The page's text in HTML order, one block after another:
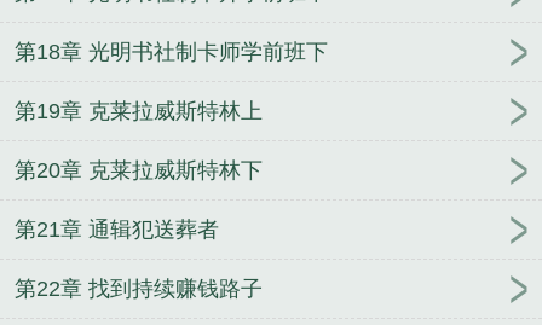
第18章 光明书社制卡师学前班下
第19章 克莱拉威斯特林上
第20章 克莱拉威斯特林下
第21章 通辑犯送葬者
第22章 找到持续赚钱路子